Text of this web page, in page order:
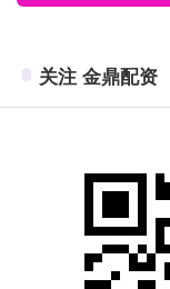
关注 金鼎配资